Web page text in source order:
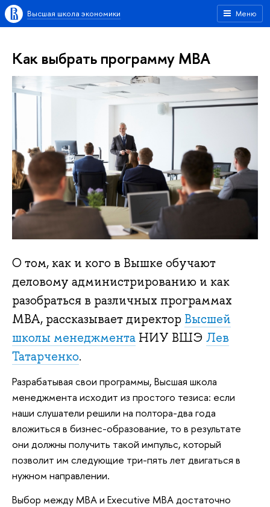
Меню
Высшая школа экономики
Как выбрать программу MBA
О том, как и кого в Вышке обучают
деловому администрированию и как
разобраться в различных программах
MBA, рассказывает директор Высшей
школы менеджмента НИУ ВШЭ Лев
Татарченко.
Разрабатывая свои программы, Высшая школа
менеджмента исходит из простого тезиса: если
наши слушатели решили на полтора-два года
вложиться в бизнес-образование, то в результате
они должны получить такой импульс, который
позволит им следующие три-пять лет двигаться в
нужном направлении.
Выбор между MBA и Executive MBA достаточно